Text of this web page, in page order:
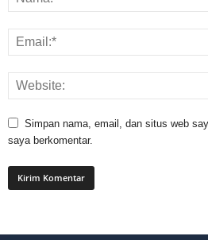
Simpan nama, email, dan situs web
saya berkomentar.